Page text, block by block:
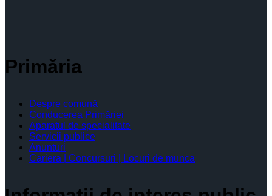
Primăria
Despre comună
Conducerea Primăriei
Aparatul de specialitate
Servicii publice
Anunturi
Cariera | Concursuri | Locuri de munca